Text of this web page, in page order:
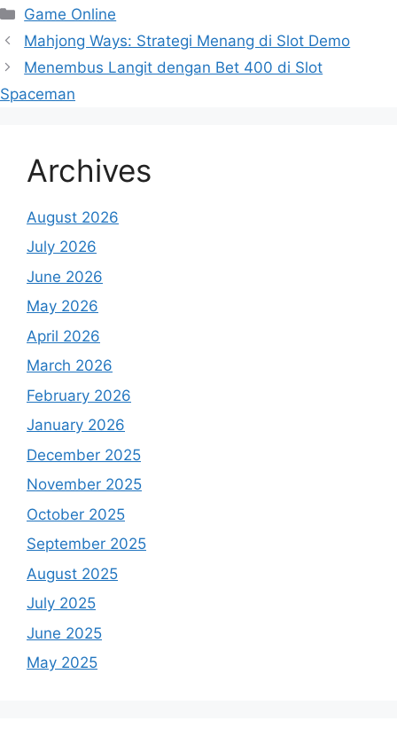
Categories
Game Online
Mahjong Ways: Strategi Menang di Slot Demo
Menembus Langit dengan Bet 400 di Slot
Spaceman
Archives
August 2026
July 2026
June 2026
May 2026
April 2026
March 2026
February 2026
January 2026
December 2025
November 2025
October 2025
September 2025
August 2025
July 2025
June 2025
May 2025